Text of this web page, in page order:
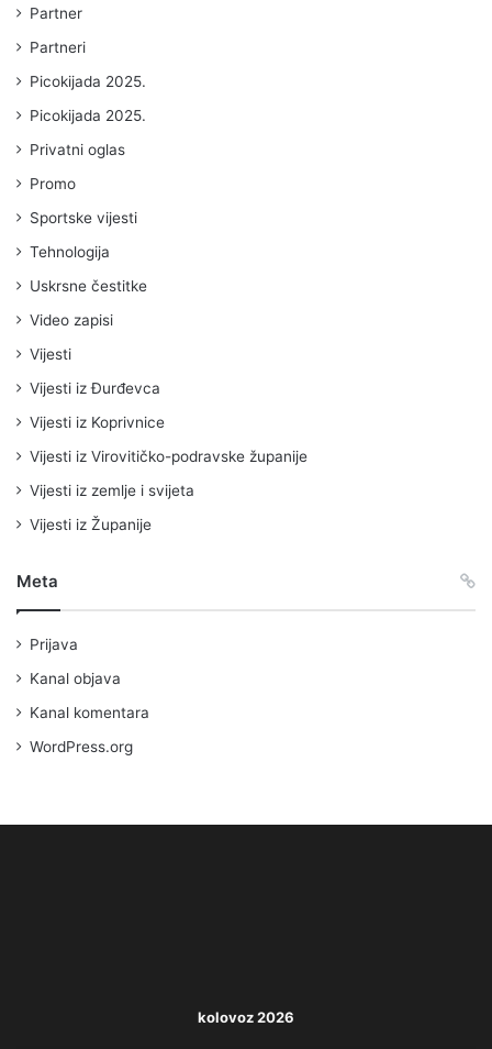
Partner
Partneri
Picokijada 2025.
Picokijada 2025.
Privatni oglas
Promo
Sportske vijesti
Tehnologija
Uskrsne čestitke
Video zapisi
Vijesti
Vijesti iz Đurđevca
Vijesti iz Koprivnice
Vijesti iz Virovitičko-podravske županije
Vijesti iz zemlje i svijeta
Vijesti iz Županije
Meta
Prijava
Kanal objava
Kanal komentara
WordPress.org
kolovoz 2026